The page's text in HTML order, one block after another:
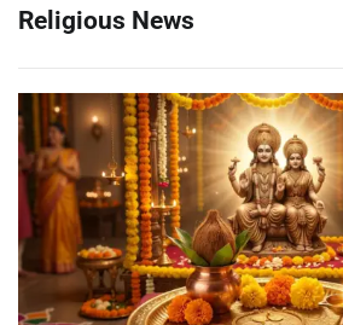
Religious News